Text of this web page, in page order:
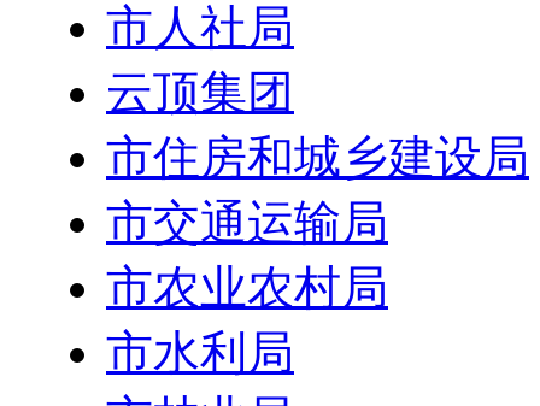
市人社局
云顶集团
市住房和城乡建设局
市交通运输局
市农业农村局
市水利局